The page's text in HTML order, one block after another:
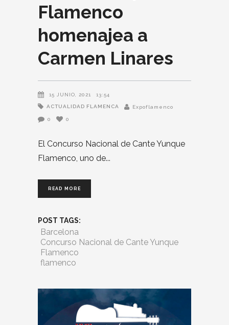
Flamenco
homenajea a
Carmen Linares
15 JUNIO, 2021 13:54
ACTUALIDAD FLAMENCA Expoflamenco
0 0
El Concurso Nacional de Cante Yunque
Flamenco, uno de
READ MORE
POST TAGS:
Barcelona
Concurso Nacional de Cante Yunque
Flamenco
flamenco